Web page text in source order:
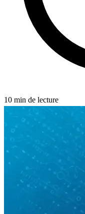
10 min de lecture